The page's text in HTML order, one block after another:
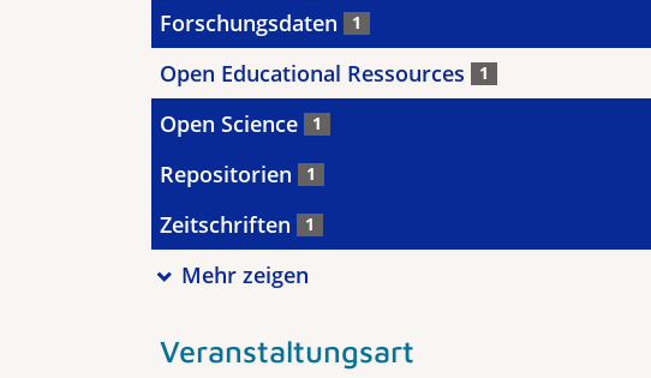
Forschungsdaten 1
Open Educational Ressources 1
Open Science 1
Repositorien 1
Zeitschriften 1
Mehr zeigen
Veranstaltungsart